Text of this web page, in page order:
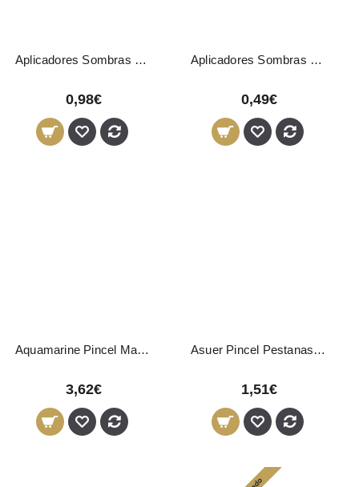
Aplicadores Sombras 01506 Eurostil 12 Unidades
0,98€
Aplicadores Sombras 1505 Eurostil 5 Unidades
0,49€
Aquamarine Pincel Maquilhagem Oval Silicone
3,62€
Asuer Pincel Pestanas e Sobrancelhas
1,51€